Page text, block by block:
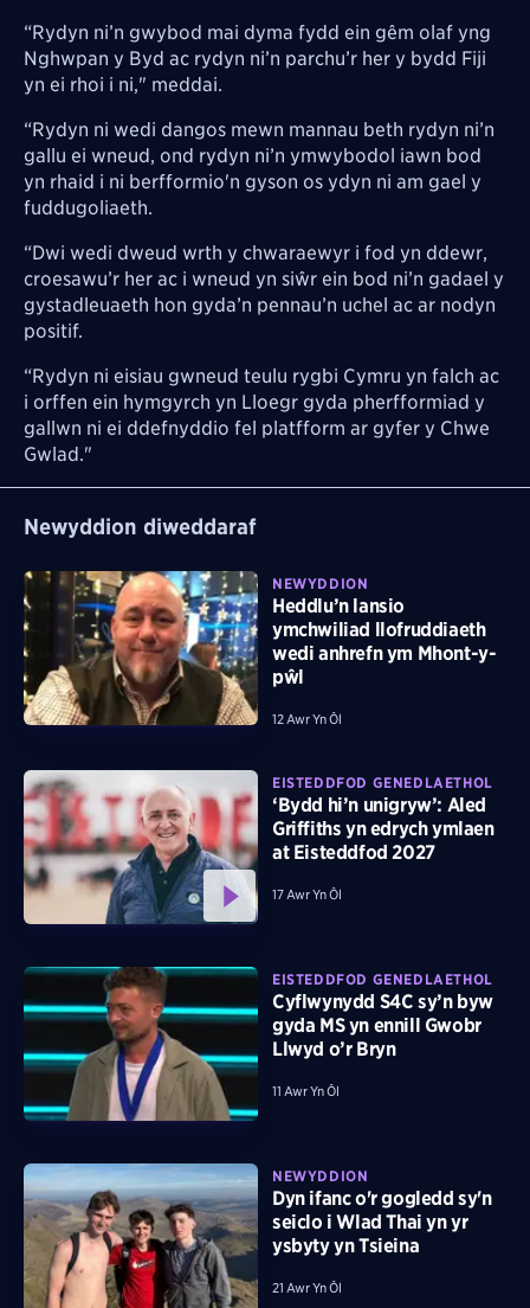
“Rydyn ni’n gwybod mai dyma fydd ein gêm olaf yng
Nghwpan y Byd ac rydyn ni’n parchu’r her y bydd Fiji
yn ei rhoi i ni," meddai.
“Rydyn ni wedi dangos mewn mannau beth rydyn ni’n
gallu ei wneud, ond rydyn ni’n ymwybodol iawn bod
yn rhaid i ni berfformio'n gyson os ydyn ni am gael y
fuddugoliaeth.
“Dwi wedi dweud wrth y chwaraewyr i fod yn ddewr,
croesawu’r her ac i wneud yn siŵr ein bod ni’n gadael y
gystadleuaeth hon gyda’n pennau’n uchel ac ar nodyn
positif.
“Rydyn ni eisiau gwneud teulu rygbi Cymru yn falch ac
i orffen ein hymgyrch yn Lloegr gyda pherfformiad y
gallwn ni ei ddefnyddio fel platfform ar gyfer y Chwe
Gwlad."
Newyddion diweddaraf
NEWYDDION
Heddlu’n lansio
ymchwiliad llofruddiaeth
wedi anhrefn ym Mhont-y-
pŵl
12 Awr Yn Ôl
EISTEDDFOD GENEDLAETHOL
‘Bydd hi’n unigryw’: Aled
Griffiths yn edrych ymlaen
at Eisteddfod 2027
17 Awr Yn Ôl
EISTEDDFOD GENEDLAETHOL
Cyflwynydd S4C sy’n byw
gyda MS yn ennill Gwobr
Llwyd o’r Bryn
11 Awr Yn Ôl
NEWYDDION
Dyn ifanc o'r gogledd sy'n
seiclo i Wlad Thai yn yr
ysbyty yn Tsieina
21 Awr Yn Ôl